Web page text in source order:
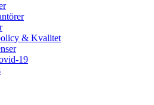
& Kvalitet
19